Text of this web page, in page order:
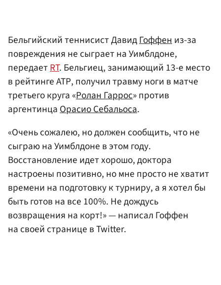
Бельгийский теннисист ДавидГоффениз-за
повреждения не сыграет на Уимблдоне,
передаетRT. Бельгиец, занимающий 13-е место
в рейтинге АТР, получил травму ноги в матче
третьего круга «Ролан Гаррос» против
аргентинцаОрасио Себальоса.
«Очень сожалею, но должен сообщить, что не
сыграю на Уимблдоне в этом году.
Восстановление идет хорошо, доктора
настроены позитивно, но мне просто не хватит
времени на подготовку к турниру, а я хотел бы
быть готов на все 100%. Не дождусь
возвращения на корт!» — написал Гоффен
на своей странице в Twitter.